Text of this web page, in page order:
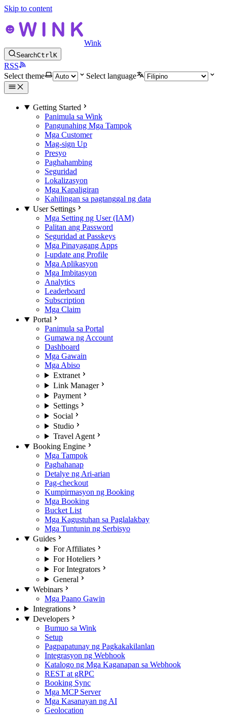
Skip to content
Wink
SearchCtrlK
RSS
Select theme
Select language
Getting Started
Panimula sa Wink
Pangunahing Mga Tampok
Mga Customer
Mag-sign Up
Presyo
Paghahambing
Seguridad
Lokalizasyon
Mga Kapaligiran
Kahilingan sa pagtanggal ng data
User Settings
Mga Setting ng User (IAM)
Palitan ang Password
Seguridad at Passkeys
Mga Pinayagang Apps
I-update ang Profile
Mga Aplikasyon
Mga Imbitasyon
Analytics
Leaderboard
Subscription
Mga Claim
Portal
Panimula sa Portal
Gumawa ng Account
Dashboard
Mga Gawain
Mga Abiso
Extranet
Link Manager
Payment
Settings
Social
Studio
Travel Agent
Booking Engine
Mga Tampok
Paghahanap
Detalye ng Ari-arian
Pag-checkout
Kumpirmasyon ng Booking
Mga Booking
Bucket List
Mga Kagustuhan sa Paglalakbay
Mga Tuntunin ng Serbisyo
Guides
For Affiliates
For Hoteliers
For Integrators
General
Webinars
Mga Paano Gawin
Integrations
Developers
Bumuo sa Wink
Setup
Pagpapatunay ng Pagkakakilanlan
Integrasyon ng Webhook
Katalogo ng Mga Kaganapan sa Webhook
REST at gRPC
Booking Sync
Mga MCP Server
Mga Kasanayan ng AI
Geolocation